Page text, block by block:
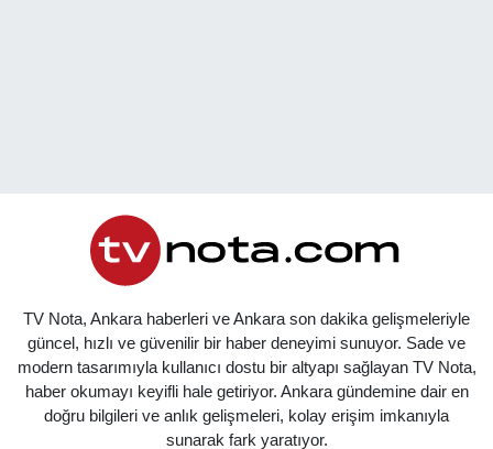
TV Nota, Ankara haberleri ve Ankara son dakika gelişmeleriyle
güncel, hızlı ve güvenilir bir haber deneyimi sunuyor. Sade ve
modern tasarımıyla kullanıcı dostu bir altyapı sağlayan TV Nota,
haber okumayı keyifli hale getiriyor. Ankara gündemine dair en
doğru bilgileri ve anlık gelişmeleri, kolay erişim imkanıyla
sunarak fark yaratıyor.